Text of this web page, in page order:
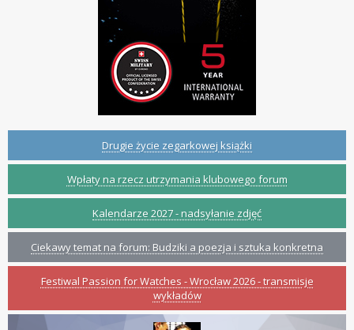
Drugie życie zegarkowej książki
Wpłaty na rzecz utrzymania klubowego forum
Kalendarze 2027 - nadsyłanie zdjęć
Ciekawy temat na forum: Budziki a poezja i sztuka konkretna
Festiwal Passion for Watches - Wrocław 2026 - transmisje
wykładów